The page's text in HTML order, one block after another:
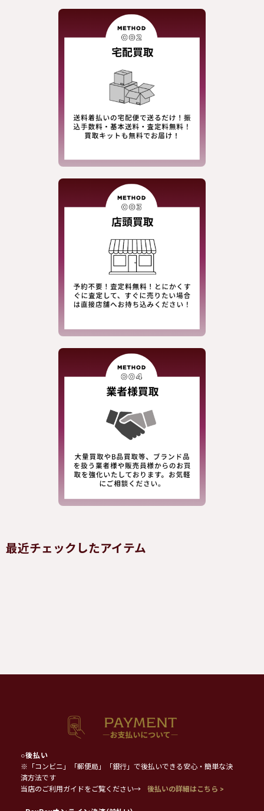
最近チェックしたアイテム
○後払い
※「コンビニ」「郵便局」「銀行」で後払いできる安心・簡単な決
済方法です
当店のご利用ガイドをご覧ください→
後払いの詳細はこちら >